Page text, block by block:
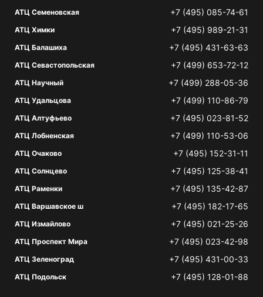
АТЦ Семеновская +7 (495) 085-74-61
АТЦ Химки +7 (495) 989-21-31
АТЦ Балашиха +7 (495) 431-63-63
АТЦ Севастопольская +7 (499) 653-72-12
АТЦ Научный +7 (499) 288-05-36
АТЦ Удальцова +7 (499) 110-86-79
АТЦ Алтуфьево +7 (495) 023-81-52
АТЦ Лобненская +7 (499) 110-53-06
АТЦ Очаково +7 (495) 152-31-11
АТЦ Солнцево +7 (495) 125-38-41
АТЦ Раменки +7 (495) 135-42-87
АТЦ Варшавское ш +7 (495) 182-17-65
АТЦ Измайлово +7 (495) 021-25-26
АТЦ Проспект Мира +7 (495) 023-42-98
АТЦ Зеленоград +7 (495) 431-00-33
АТЦ Подольск +7 (495) 128-01-88